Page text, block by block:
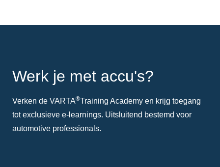
Werk je met accu's?
Verken de VARTA®Training Academy en krijg toegang
tot exclusieve e-learnings. Uitsluitend bestemd voor
automotive professionals.